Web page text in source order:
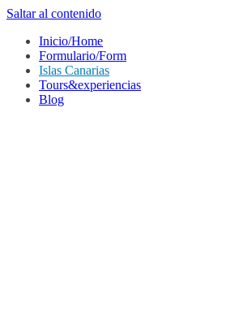
Saltar al contenido
Inicio/Home
Formulario/Form
Islas Canarias
Tours&experiencias
Blog